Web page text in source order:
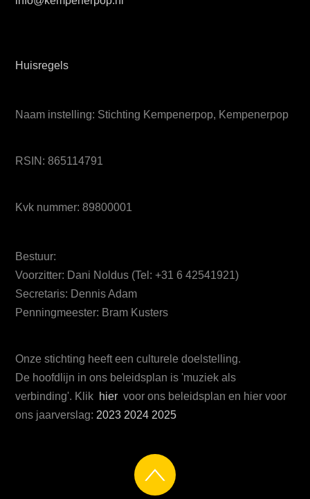
Huisregels
Naam instelling: Stichting Kempenerpop, Kempenerpop
RSIN: 865114791
Kvk nummer: 89800001
Bestuur:
Voorzitter: Dani Noldus (Tel: +31 6 42541921)
Secretaris: Dennis Adam
Penningmeester: Bram Kusters
Onze stichting heeft een culturele doelstelling.
De hoofdlijn in ons beleidsplan is 'muziek als
verbinding'. Klik hier voor ons beleidsplan en hier voor
ons jaarverslag: 2023 2024 2025